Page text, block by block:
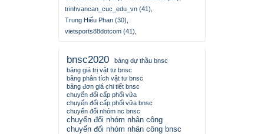
trinhvancan_cuc_edu_vn (41)
Trung Hiếu Phan (30)
vietsports88dotcom (41)
bnsc2020
bảng dự thầu bnsc
bảng giá trị vật tư bnsc
bảng phân tích vật tư bnsc
bảng đơn giá chi tiết bnsc
chuyển đổi cấp phối vữa
chuyển đổi cấp phối vữa bnsc
chuyển đổi nhóm nc bnsc
chuyển đổi nhóm nhân công
chuyển đổi nhóm nhân công bnsc